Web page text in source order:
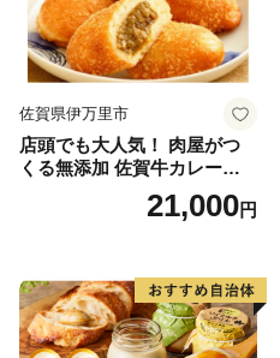
佐賀県伊万里市
店頭でも大人気！ 肉屋がつ
くる無添加 佐賀牛カレーパ
ン 10個 数量限定 155-J696
21,000円